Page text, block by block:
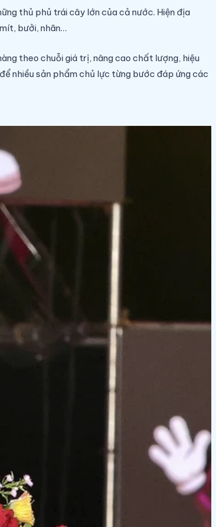
thủ phủ trái cây lớn của cả nước. Hiện địa
bưởi, nhãn…
theo chuỗi giá trị, nâng cao chất lượng, hiệu
nhiều sản phẩm chủ lực từng bước đáp ứng các